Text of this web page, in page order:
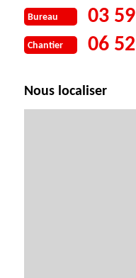
Bureau 03
Chantier 06
Nous localiser